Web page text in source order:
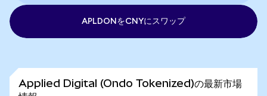
APLDONをCNYにスワップ
Applied Digital (Ondo Tokenized)の最新市場